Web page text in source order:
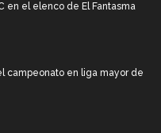
en el elenco de El Fantasma
campeonato en liga mayor de